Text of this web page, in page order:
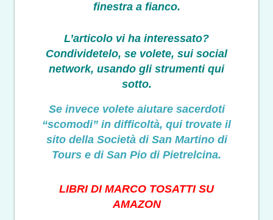
finestra a fianco.
L’articolo vi ha interessato?
Condividetelo, se volete, sui social
network, usando gli strumenti qui
sotto.
Se invece volete aiutare sacerdoti
“scomodi” in difficoltà, qui trovate il
sito della Società di San Martino di
Tours e di San Pio di Pietrelcina.
LIBRI DI MARCO TOSATTI SU
AMAZON